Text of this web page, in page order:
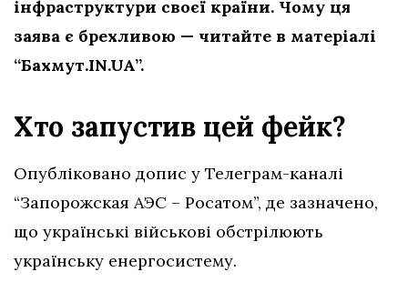
інфраструктури своєї країни. Чому ця
заява є брехливою — читайте в матеріалі
“Бахмут.IN.UA”.
Хто запустив цей фейк?
Опубліковано допис у Телеграм-каналі
“Запорожская АЭС – Росатом”, де зазначено,
що українські військові обстрілюють
українську енергосистему.